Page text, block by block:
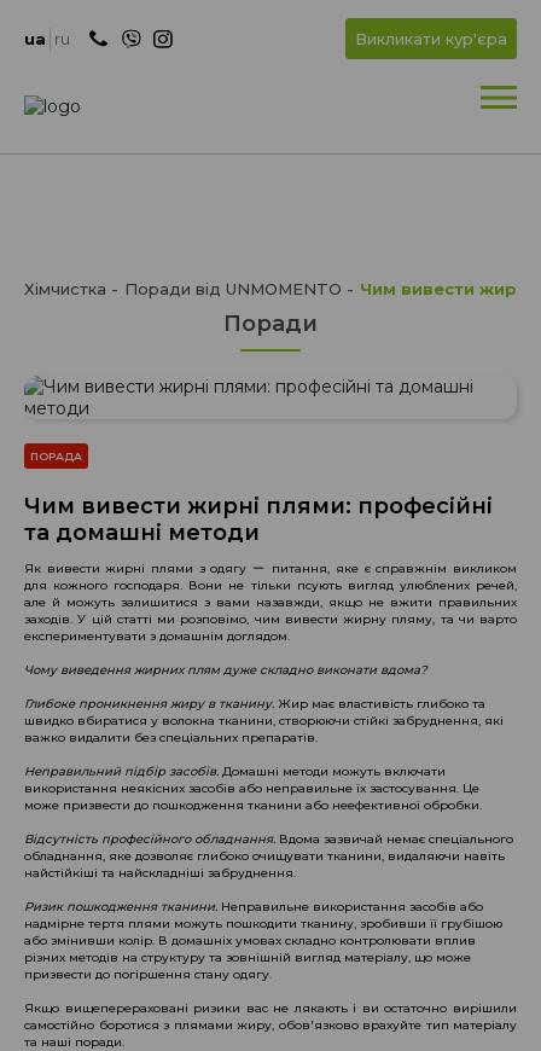
OKua ru Викликати кур'єра
Хімчистка Поради від UNMOMENTO Чим вивести жирні
Поради
ПОРАДА
Чим вивести жирні плями: професійні
та домашні методи
Як вивести жирні плями з одягу ー питання, яке є справжнім викликом
для кожного господаря. Вони не тільки псують вигляд улюблених речей,
але й можуть залишитися з вами назавжди, якщо не вжити правильних
заходів. У цій статті ми розповімо, чим вивести жирну пляму, та чи варто
експериментувати з домашнім доглядом.
Чому виведення жирних плям дуже складно виконати вдома?
Глибоке проникнення жиру в тканину. Жир має властивість глибоко та
швидко вбиратися у волокна тканини, створюючи стійкі забруднення, які
важко видалити без спеціальних препаратів.
Неправильний підбір засобів. Домашні методи можуть включати
використання неякісних засобів або неправильне їх застосування. Це
може призвести до пошкодження тканини або неефективної обробки.
Відсутність професійного обладнання. Вдома зазвичай немає спеціального
обладнання, яке дозволяє глибоко очищувати тканини, видаляючи навіть
найстійкіші та найскладніші забруднення.
Ризик пошкодження тканини. Неправильне використання засобів або
надмірне тертя плями можуть пошкодити тканину, зробивши її грубішою
або змінивши колір. В домашніх умовах складно контролювати вплив
різних методів на структуру та зовнішній вигляд матеріалу, що може
призвести до погіршення стану одягу.
Якщо вищеперераховані ризики вас не лякають і ви остаточно вирішили
самостійно боротися з плямами жиру, обов'язково врахуйте тип матеріалу
та наші поради.